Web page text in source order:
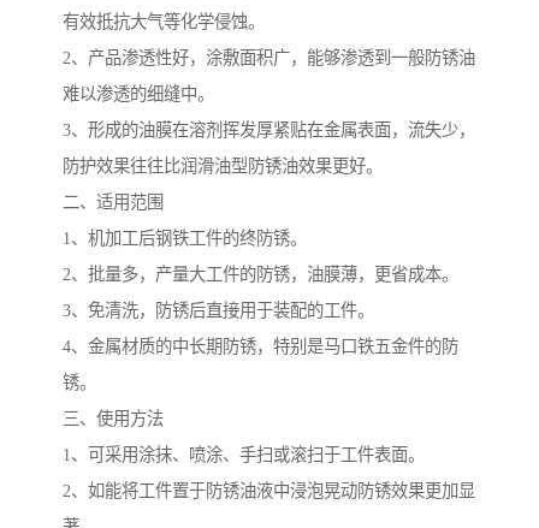
有效抵抗大气等化学侵蚀。
2、产品渗透性好，涂敷面积广，能够渗透到一般防锈油
难以渗透的细缝中。
3、形成的油膜在溶剂挥发厚紧贴在金属表面，流失少，
防护效果往往比润滑油型防锈油效果更好。
二、适用范围
1、机加工后钢铁工件的终防锈。
2、批量多，产量大工件的防锈，油膜薄，更省成本。
3、免清洗，防锈后直接用于装配的工件。
4、金属材质的中长期防锈，特别是马口铁五金件的防
锈。
三、使用方法
1、可采用涂抹、喷涂、手扫或滚扫于工件表面。
2、如能将工件置于防锈油液中浸泡晃动防锈效果更加显